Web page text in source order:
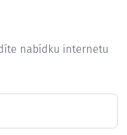
nabídku internetu